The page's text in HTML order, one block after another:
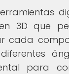
3D que
cada
para